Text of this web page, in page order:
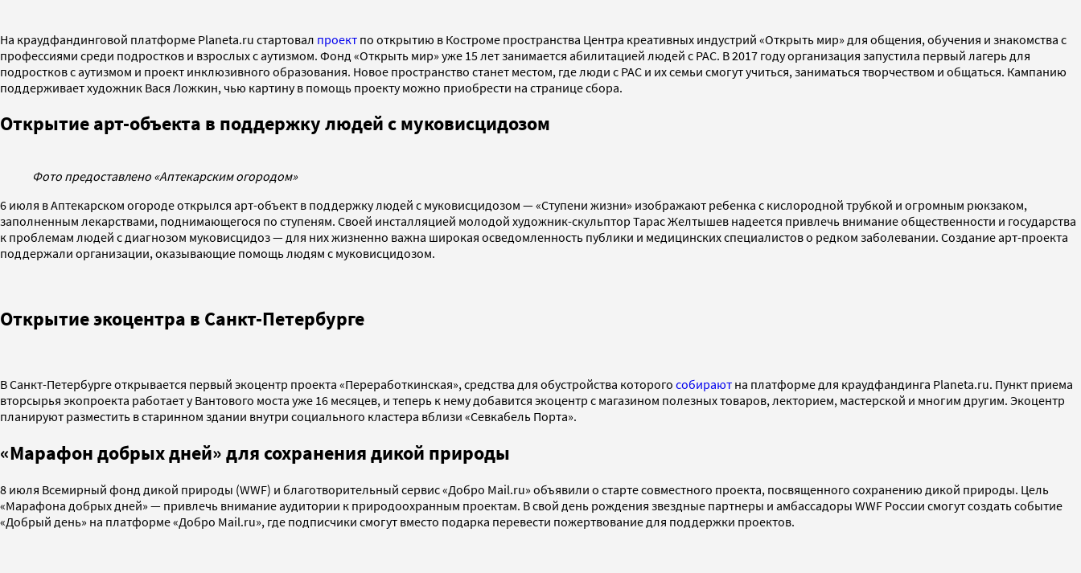
На краудфандинговой платформе Planeta.ru стартовал проект по открытию в Костроме пространства Центра креативных индустрий «Открыть мир» для общения, обучения и знакомства с
профессиями среди подростков и взрослых с аутизмом. Фонд «Открыть мир» уже 15 лет занимается абилитацией людей с РАС. В 2017 году организация запустила первый лагерь для
подростков с аутизмом и проект инклюзивного образования. Новое пространство станет местом, где люди с РАС и их семьи смогут учиться, заниматься творчеством и общаться. Кампанию
поддерживает художник Вася Ложкин, чью картину в помощь проекту можно приобрести на странице сбора.
Открытие арт-объекта в поддержку людей с муковисцидозом
Фото предоставлено «Аптекарским огородом»
6 июля в Аптекарском огороде открылся арт-объект в поддержку людей с муковисцидозом — «Ступени жизни» изображают ребенка с кислородной трубкой и огромным рюкзаком,
заполненным лекарствами, поднимающегося по ступеням. Своей инсталляцией молодой художник-скульптор Тарас Желтышев надеется привлечь внимание общественности и государства
к проблемам людей с диагнозом муковисцидоз — для них жизненно важна широкая осведомленность публики и медицинских специалистов о редком заболевании. Создание арт-проекта
поддержали организации, оказывающие помощь людям с муковисцидозом.
Открытие экоцентра в Санкт-Петербурге
В Санкт-Петербурге открывается первый экоцентр проекта «Переработкинская», средства для обустройства которого собирают на платформе для краудфандинга Planeta.ru. Пункт приема
вторсырья экопроекта работает у Вантового моста уже 16 месяцев, и теперь к нему добавится экоцентр с магазином полезных товаров, лекторием, мастерской и многим другим. Экоцентр
планируют разместить в старинном здании внутри социального кластера вблизи «Севкабель Порта».
«Марафон добрых дней» для сохранения дикой природы
8 июля Всемирный фонд дикой природы (WWF) и благотворительный сервис «Добро Mail.ru» объявили о старте совместного проекта, посвященного сохранению дикой природы. Цель
«Марафона добрых дней» — привлечь внимание аудитории к природоохранным проектам. В свой день рождения звездные партнеры и амбассадоры WWF России смогут создать событие
«Добрый день» на платформе «Добро Mail.ru», где подписчики смогут вместо подарка перевести пожертвование для поддержки проектов.